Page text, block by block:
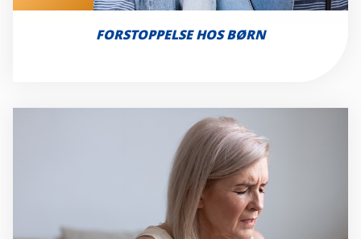
FORSTOPPELSE HOS BØRN